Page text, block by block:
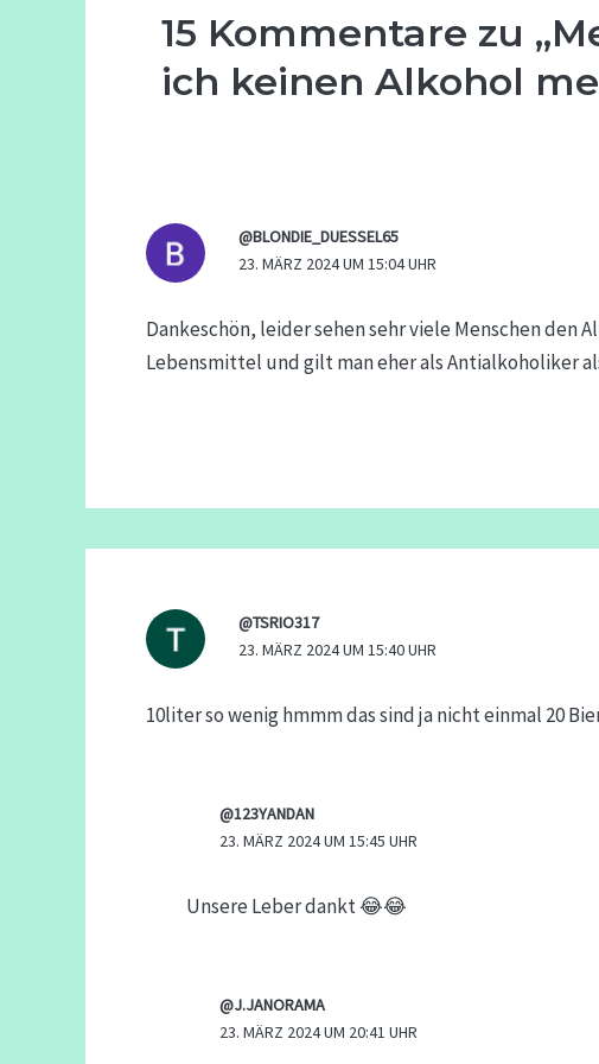
15 Kommentare zu
ich keinen Alkohol
@BLONDIE_DUESSEL65
23. MÄRZ 2024 UM 15:04 UHR
Dankeschön, leider sehen sehr viele Menschen den
Lebensmittel und gilt man eher als Antialkoholiker
@TSRIO317
23. MÄRZ 2024 UM 15:40 UHR
10liter so wenig hmmm das sind ja nicht einmal 20
@123YANDAN
23. MÄRZ 2024 UM 15:45 UHR
Unsere Leber dankt 😂😂
@J.JANORAMA
23. MÄRZ 2024 UM 20:41 UHR